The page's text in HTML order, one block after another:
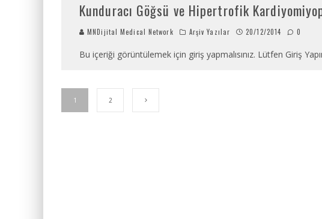
Kunduracı Göğsü ve Hipertrofik
MNDijital Medical Network Arşiv Yazılar 20/12/2014 0
Bu içeriği görüntülemek için giriş yapmalısınız. Lütfen Giriş
1 2